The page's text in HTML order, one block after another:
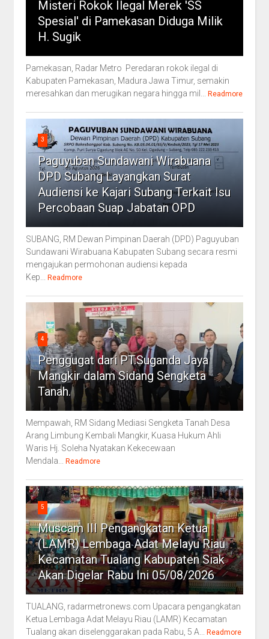
Misteri Rokok Ilegal Merek 'SS
Spesial' di Pamekasan Diduga Milik
H. Sugik
Pamekasan, Radar Metro Peredaran rokok ilegal di
Kabupaten Pamekasan, Madura Jawa Timur, semakin
meresahkan dan merugikan negara hingga mil...
Readmore
3
Paguyuban Sundawani Wirabuana
DPD Subang Layangkan Surat
Audiensi ke Kajari Subang Terkait Isu
Percobaan Suap Jabatan OPD
SUBANG, RM Dewan Pimpinan Daerah (DPD) Paguyuban
Sundawani Wirabuana Kabupaten Subang secara resmi
mengajukan permohonan audiensi kepada
Kep...
Readmore
4
Penggugat dari PT.Suganda Jaya
Mangkir dalam Sidang Sengketa
Tanah.
Mempawah, RM Sidang Mediasi Sengketa Tanah Desa
Arang Limbung Kembali Mangkir, Kuasa Hukum Ahli
Waris Hj. Soleha Nyatakan Kekecewaan
Mendala...
Readmore
5
Muscam III Pengangkatan Ketua
(LAMR) Lembaga Adat Melayu Riau
Kecamatan Tualang Kabupaten Siak
Akan Digelar Rabu Ini 05/08/2026
TUALANG, radarmetronews.com Upacara pengangkatan
Ketua Lembaga Adat Melayu Riau (LAMR) Kecamatan
Tualang akan diselenggarakan pada Rabu, 5 A...
Readmore